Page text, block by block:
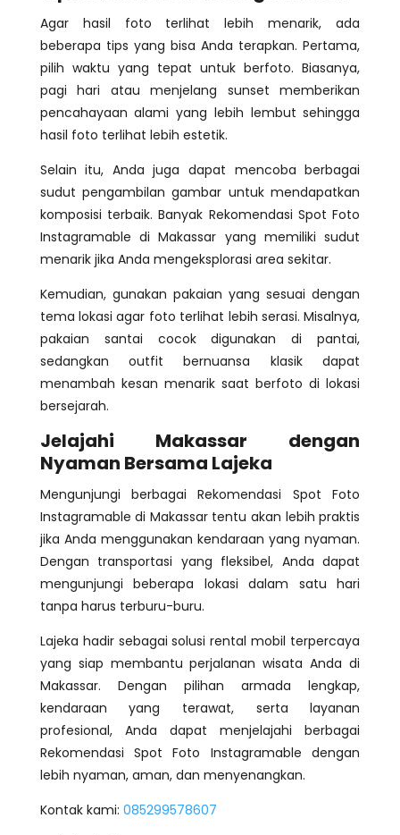
Agar hasil foto terlihat lebih menarik, ada
beberapa tips yang bisa Anda terapkan. Pertama,
pilih waktu yang tepat untuk berfoto. Biasanya,
pagi hari atau menjelang sunset memberikan
pencahayaan alami yang lebih lembut sehingga
hasil foto terlihat lebih estetik.
Selain itu, Anda juga dapat mencoba berbagai
sudut pengambilan gambar untuk mendapatkan
komposisi terbaik. Banyak Rekomendasi Spot Foto
Instagramable di Makassar yang memiliki sudut
menarik jika Anda mengeksplorasi area sekitar.
Kemudian, gunakan pakaian yang sesuai dengan
tema lokasi agar foto terlihat lebih serasi. Misalnya,
pakaian santai cocok digunakan di pantai,
sedangkan outfit bernuansa klasik dapat
menambah kesan menarik saat berfoto di lokasi
bersejarah.
Jelajahi Makassar dengan
Nyaman Bersama Lajeka
Mengunjungi berbagai Rekomendasi Spot Foto
Instagramable di Makassar tentu akan lebih praktis
jika Anda menggunakan kendaraan yang nyaman.
Dengan transportasi yang fleksibel, Anda dapat
mengunjungi beberapa lokasi dalam satu hari
tanpa harus terburu-buru.
Lajeka hadir sebagai solusi rental mobil terpercaya
yang siap membantu perjalanan wisata Anda di
Makassar. Dengan pilihan armada lengkap,
kendaraan yang terawat, serta layanan
profesional, Anda dapat menjelajahi berbagai
Rekomendasi Spot Foto Instagramable dengan
lebih nyaman, aman, dan menyenangkan.
Kontak kami: 085299578607